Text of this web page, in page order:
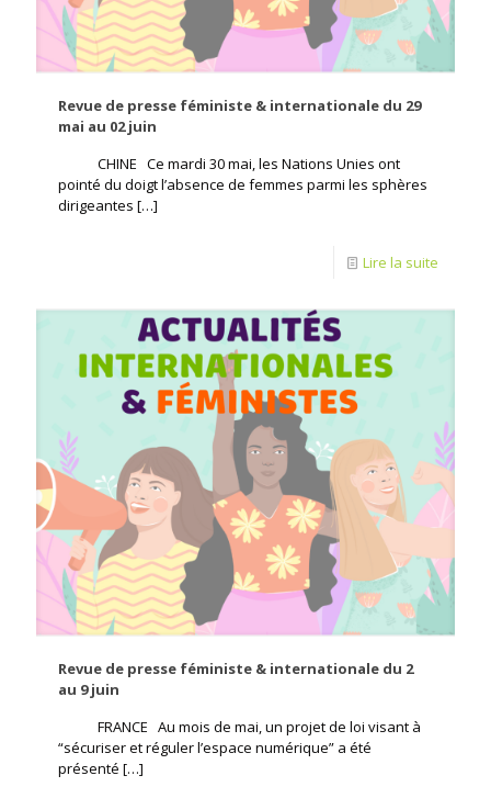
Revue de presse féministe & internationale du 29
mai au 02 juin
CHINE Ce mardi 30 mai, les Nations Unies ont
pointé du doigt l’absence de femmes parmi les sphères
dirigeantes […]
Lire la suite
Revue de presse féministe & internationale du 2
au 9 juin
FRANCE Au mois de mai, un projet de loi visant à
“sécuriser et réguler l’espace numérique” a été
présenté […]